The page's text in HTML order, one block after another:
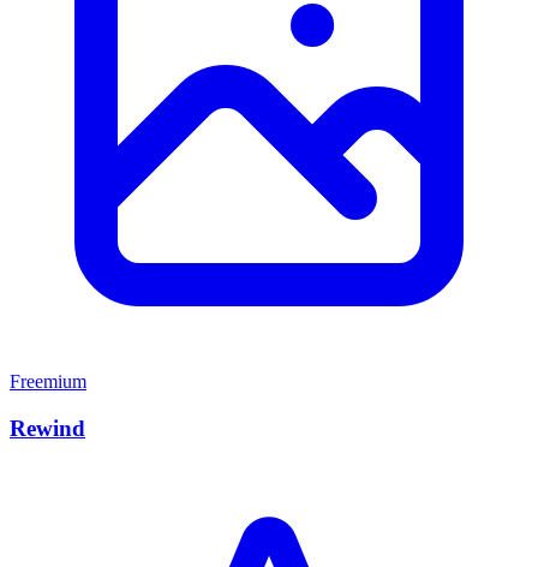
Freemium
Rewind